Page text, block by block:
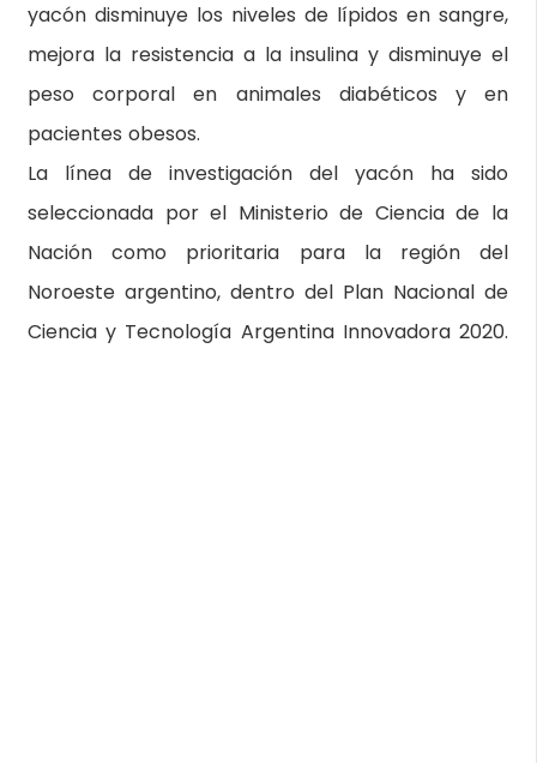
yacón disminuye los niveles de lípidos en sangre,
mejora la resistencia a la insulina y disminuye el
peso corporal en animales diabéticos y en
pacientes obesos.
La línea de investigación del yacón ha sido
seleccionada por el Ministerio de Ciencia de la
Nación como prioritaria para la región del
Noroeste argentino, dentro del Plan Nacional de
Ciencia y Tecnología Argentina Innovadora 2020.